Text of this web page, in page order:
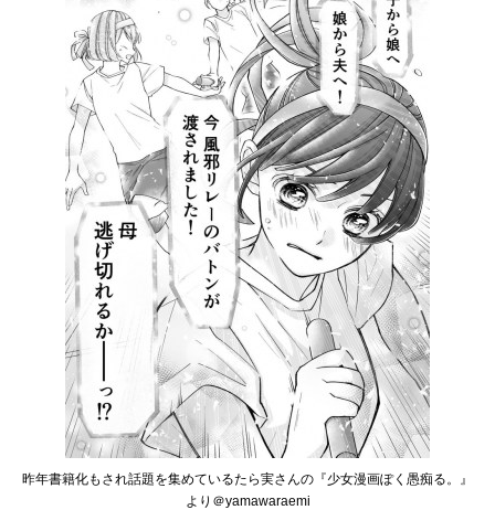
昨年書籍化もされ話題を集めているたら実さんの『少女漫画ぽく愚痴る。』
より＠yamawaraemi